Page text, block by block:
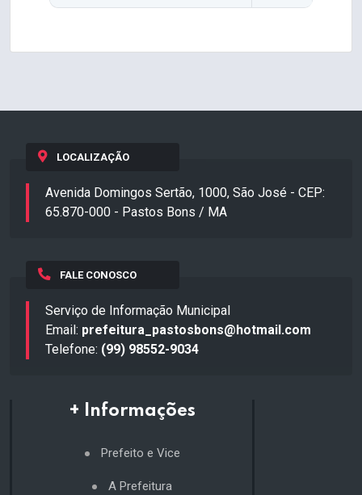
LOCALIZAÇÃO
Avenida Domingos Sertão, 1000, São José - CEP:
65.870-000 - Pastos Bons / MA
FALE CONOSCO
Serviço de Informação Municipal
Email: prefeitura_pastosbons@hotmail.com
Telefone: (99) 98552-9034
+ Informações
Prefeito e Vice
A Prefeitura